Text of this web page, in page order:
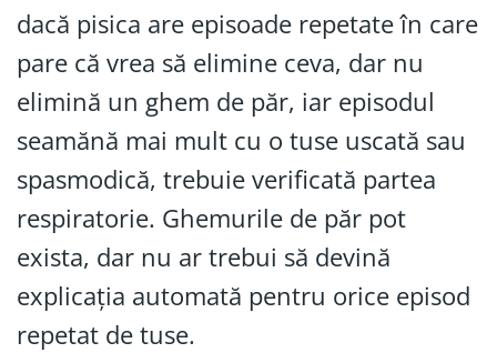
dacă pisica are episoade repetate în care
pare că vrea să elimine ceva, dar nu
elimină un ghem de păr, iar episodul
seamănă mai mult cu o tuse uscată sau
spasmodică, trebuie verificată partea
respiratorie. Ghemurile de păr pot
exista, dar nu ar trebui să devină
explicația automată pentru orice episod
repetat de tuse.